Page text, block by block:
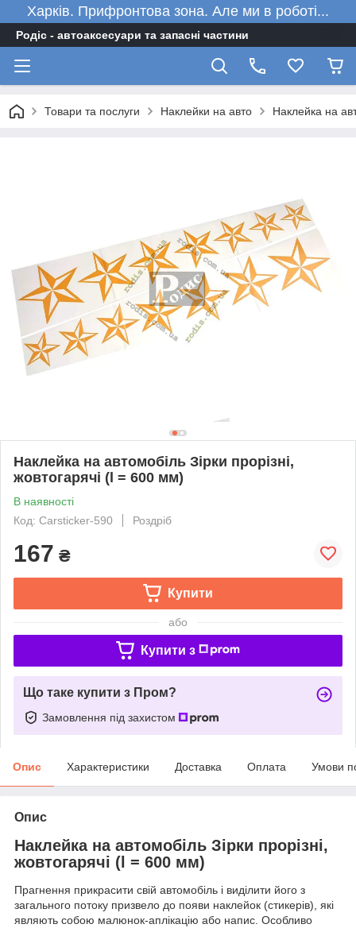
Харків. Прифронтова зона. Але ми в роботі...
Родіс - автоаксесуари та запасні частини
Товари та послуги Наклейки на авто Наклейка на
Наклейка на автомобіль Зірки прорізні,
жовтогарячі (l = 600 мм)
В наявності
Код: Carsticker-590
Роздріб
167 ₴
Купити
або
Купити з
Що таке купити з Пром?
Замовлення під захистом
Опис Характеристики Доставка Оплата Умови
Опис
Наклейка на автомобіль Зірки прорізні,
жовтогарячі (l = 600 мм)
Прагнення прикрасити свій автомобіль і виділити його з
загального потоку призвело до появи наклейок (стикерів), які
являють собою малюнок-аплікацію або напис. Особливо